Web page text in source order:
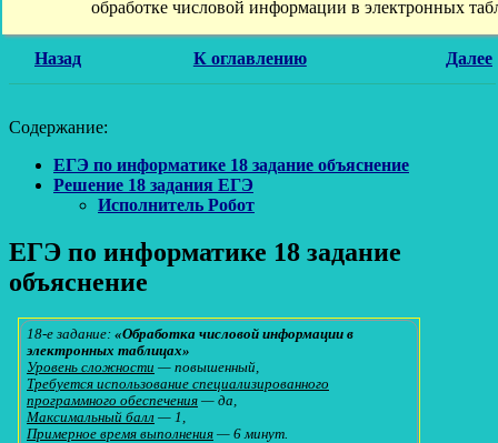
обработке числовой информации в электронных
Назад К оглавлению Далее
Содержание:
ЕГЭ по информатике 18 задание объяснение
Решение 18 задания ЕГЭ
Исполнитель Робот
ЕГЭ по информатике 18 задание
объяснение
18-е задание: «Обработка числовой информации в
электронных таблицах»
Уровень сложности — повышенный,
Требуется использование специализированного
программного обеспечения — да,
Максимальный балл — 1,
Примерное время выполнения — 6 минут.